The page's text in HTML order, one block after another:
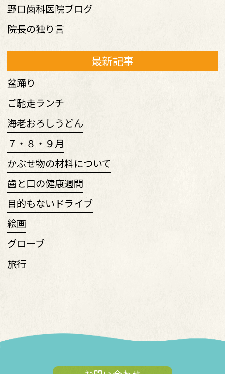
野口歯科医院ブログ
院長の独り言
最新記事
盆踊り
ご馳走ランチ
海老おろしうどん
７・８・９月
かぶせ物の材料について
歯と口の健康週間
目的もないドライブ
絵画
グローブ
旅行